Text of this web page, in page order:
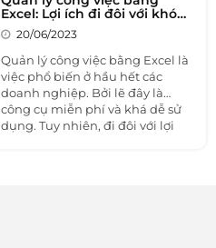
Nếu doanh nghiệp vẫn đang
còn lăn tăn trước vô vàn sự lựa
1BOSS liệt kê cho doanh nghiệp
top 5phần mềm quản lý dự án
tốt nhất hiện nay.
Excel: Lợi ích đi đôi với khó
khăn
20/06/2023
Quản lý công việc bằng Excel là
việc phổ biến ở hầu hết các
doanh nghiệp. Bởi lẽ đây là
công cụ miễn phí và khá dễ sử
dụng. Tuy nhiên, đi đôi với lợi